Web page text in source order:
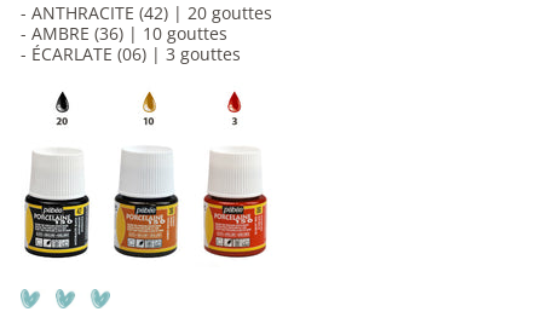
- ANTHRACITE (42) | 20 gouttes
- AMBRE (36) | 10 gouttes
- ÉCARLATE (06) | 3 gouttes